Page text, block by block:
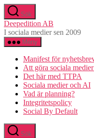
Hoppa
till
innehåll
Sök
Deepedition AB
I sociala medier sen 2009
Meny
Manifest för
Att göra sociala
Det här med TTPA
Sociala medier och AI
Vad är planning?
Integritetspolicy
Social By Default
Sök